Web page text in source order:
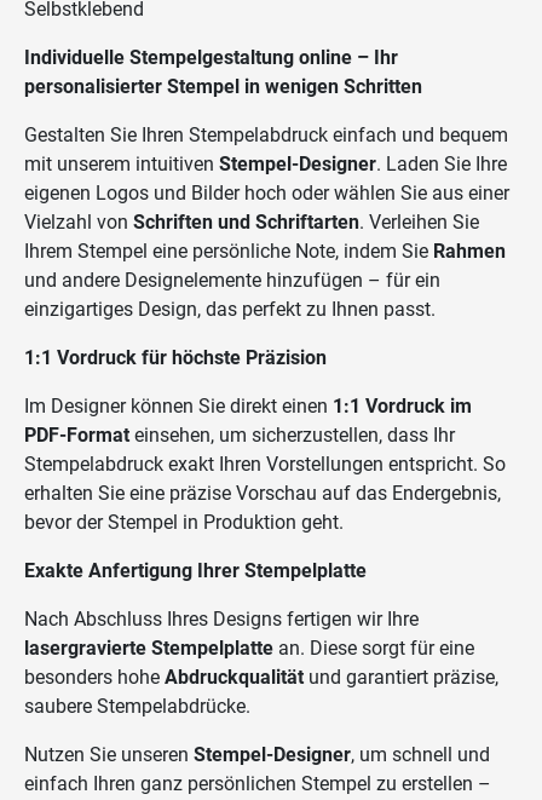
Selbstklebend
Individuelle Stempelgestaltung online – Ihr
personalisierter Stempel in wenigen Schritten
Gestalten Sie Ihren Stempelabdruck einfach und bequem
mit unserem intuitiven Stempel-Designer. Laden Sie Ihre
eigenen Logos und Bilder hoch oder wählen Sie aus einer
Vielzahl von Schriften und Schriftarten. Verleihen Sie
Ihrem Stempel eine persönliche Note, indem Sie Rahmen
und andere Designelemente hinzufügen – für ein
einzigartiges Design, das perfekt zu Ihnen passt.
1:1 Vordruck für höchste Präzision
Im Designer können Sie direkt einen 1:1 Vordruck im
PDF-Format einsehen, um sicherzustellen, dass Ihr
Stempelabdruck exakt Ihren Vorstellungen entspricht. So
erhalten Sie eine präzise Vorschau auf das Endergebnis,
bevor der Stempel in Produktion geht.
Exakte Anfertigung Ihrer Stempelplatte
Nach Abschluss Ihres Designs fertigen wir Ihre
lasergravierte Stempelplatte an. Diese sorgt für eine
besonders hohe Abdruckqualität und garantiert präzise,
saubere Stempelabdrücke.
Nutzen Sie unseren Stempel-Designer, um schnell und
einfach Ihren ganz persönlichen Stempel zu erstellen –